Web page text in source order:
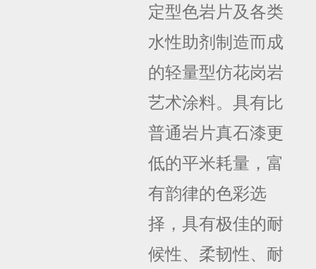
定型色岩片及各类
水性助剂制造而成
的轻量型仿花岗岩
艺术涂料。具有比
普通岩片真石漆更
低的平米耗量，富
有韵律的色彩选
择，具有极佳的耐
候性、柔韧性、耐